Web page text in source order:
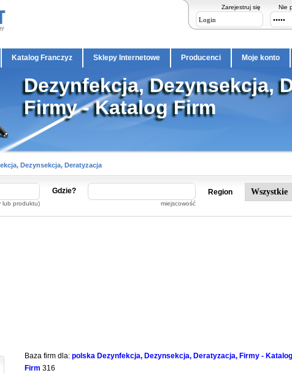
Zarejestruj się Nie
Katalog Franczyz Sklepy Internetowe Producenci Moje konto
Dezynfekcja, Dezynsekcja,
Firmy - Katalog Firm
Dezynsekcja, Deratyzacja
lub produktu)
Gdzie?
miejscowość
Region
Baza firm dla: polska Dezynfekcja, Dezynsekcja, Deratyzacja, Firmy - Katalog
Firm 316